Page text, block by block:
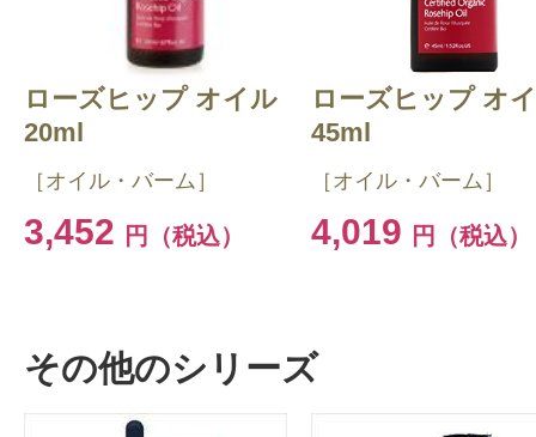
ローズヒップ オイル
20ml
［オイル・バーム］
3,452 円（税込）
ローズヒップ オ
45ml
［オイル・バーム］
4,019 円（税込）
その他のシリーズ